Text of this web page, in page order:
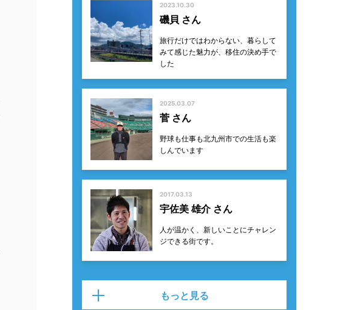
2023.10.30
磯貝 さん
旅行だけではわからない、暮らして
みて感じた魅力が、移住の決め手で
した
2025.03.07
菅 さん
野球も仕事も北九州市での生活も楽
しんでいます
2017.03.13
宇佐美 雄介 さん
人が温かく、新しいことにチャレン
ジできる街です。
もっと見る